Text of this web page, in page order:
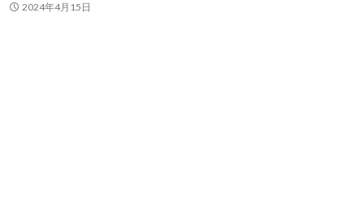
2024年4月15日